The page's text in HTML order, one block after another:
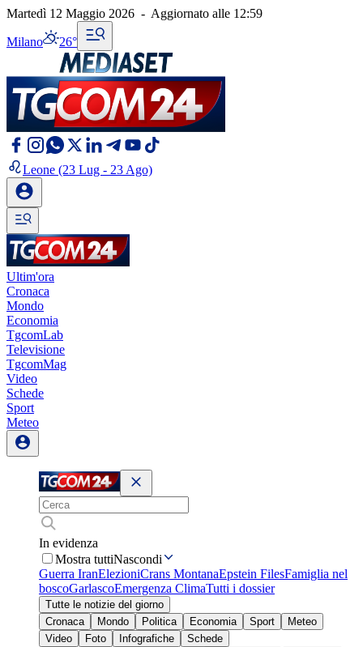
Martedì 12 Maggio 2026 - Aggiornato alle 12:59
Milano 26°
Leone (23 Lug - 23 Ago)
Ultim'ora
Cronaca
Mondo
Economia
TgcomLab
Televisione
TgcomMag
Video
Schede
Sport
Meteo
In evidenza
Mostra tuttiNascondi
Guerra IranElezioniCrans MontanaEpstein FilesFamiglia nel
boscoGarlascoEmergenza ClimaTutti i dossier
Tutte le notizie del giorno
Cronaca
Mondo Politica Economia Sport
Meteo
Video
Foto Infografiche
Schede